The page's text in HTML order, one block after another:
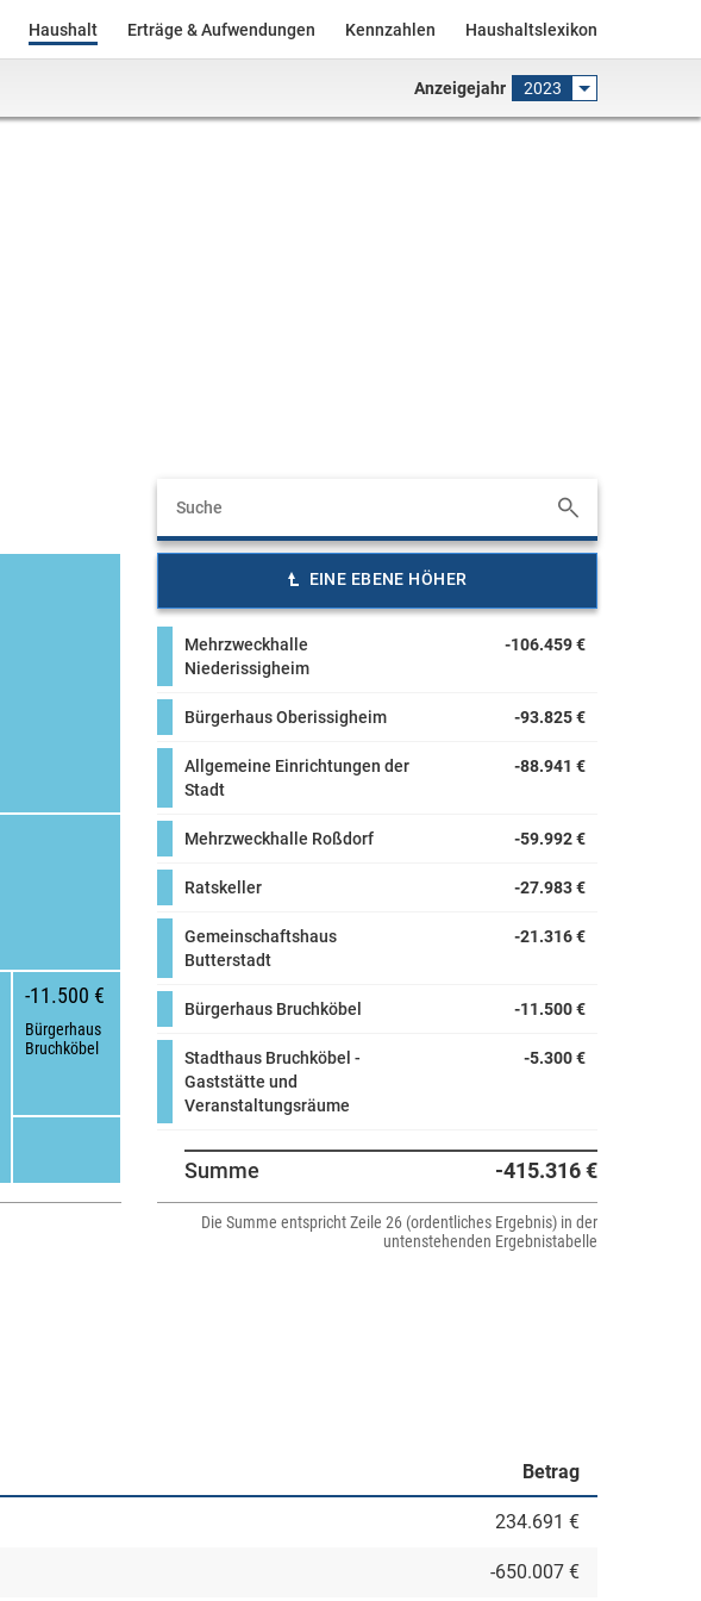
Haushalt Erträge & Aufwendungen Kennzahlen Haushaltslexikon
Anzeigejahr 2023
-11.500 €
Bürgerhaus
Bruchköbel
EINE EBENE HÖHER
Mehrzweckhalle
Niederissigheim
-106.459 €
Bürgerhaus Oberissigheim -93.825 €
Allgemeine Einrichtungen der
Stadt
-88.941 €
Mehrzweckhalle Roßdorf -59.992 €
Ratskeller -27.983 €
Gemeinschaftshaus
Butterstadt
-21.316 €
Bürgerhaus Bruchköbel -11.500 €
Stadthaus Bruchköbel -
Gaststätte und
Veranstaltungsräume
-5.300 €
Summe -415.316 €
Die Summe entspricht Zeile 26 (ordentliches Ergebnis) in der
untenstehenden Ergebnistabelle
Betrag
234.691 €
-650.007 €